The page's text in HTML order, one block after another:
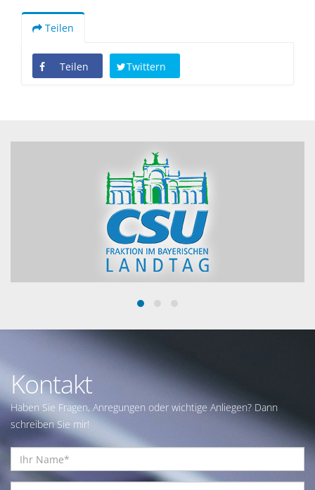
Teilen
Teilen Twittern
Kontakt
Haben Sie Fragen, Anregungen oder wichtige Anliegen? Dann
schreiben Sie mir!